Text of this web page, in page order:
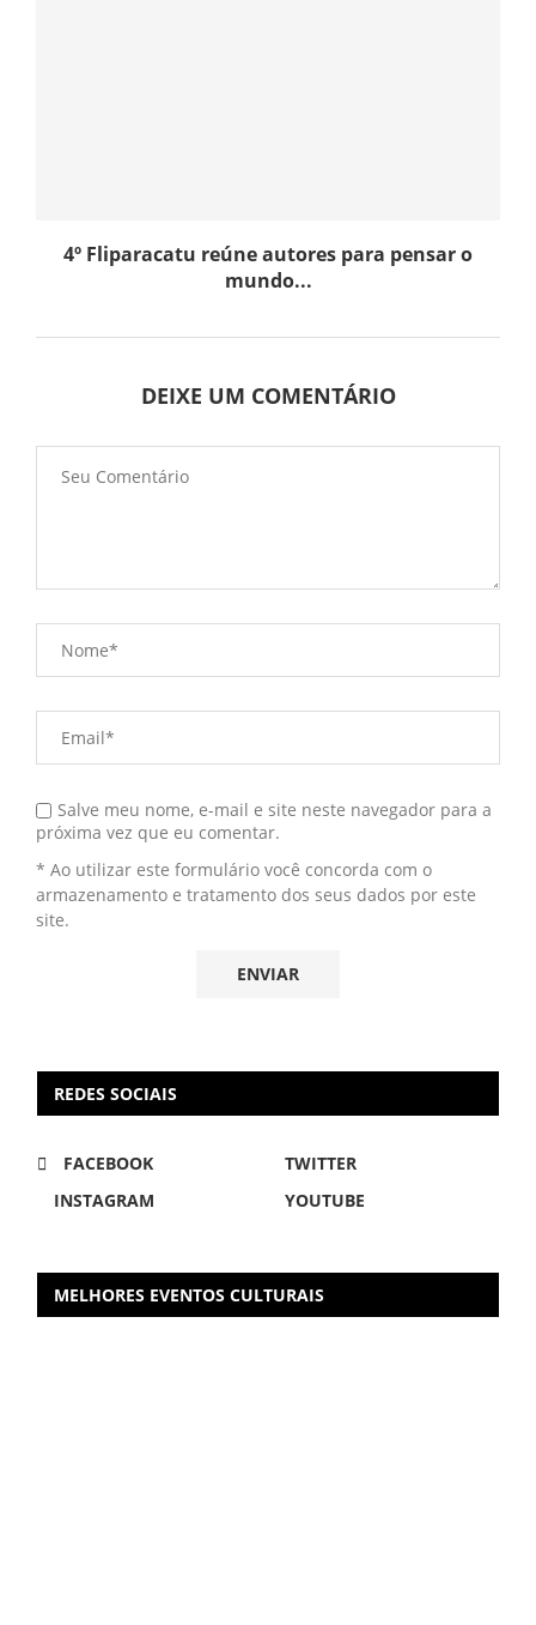
4º Fliparacatu reúne autores para pensar o
mundo...
DEIXE UM COMENTÁRIO
Salve meu nome, e-mail e site neste navegador para a
próxima vez que eu comentar.
* Ao utilizar este formulário você concorda com o
armazenamento e tratamento dos seus dados por este
site.
REDES SOCIAIS
FACEBOOK
TWITTER
INSTAGRAM
YOUTUBE
MELHORES EVENTOS CULTURAIS